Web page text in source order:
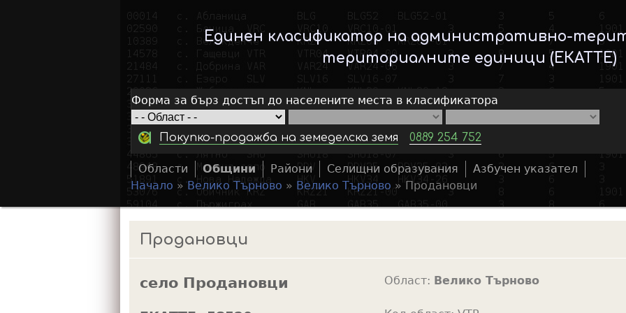
Skip
to
main
Единен класификатор на административно-
териториалните единици (ЕКАТТЕ)
Форма за бърз достъп до населените места в класификатора
Покупко-продажба на земеделска земя 0889 254 752
a
c
Области Общини Райони Селищни образувания Азбучен указател
o
Начало »Велико Търново » Велико Търново »Продановци
Продановци
село Продановци Област: Велико Търново